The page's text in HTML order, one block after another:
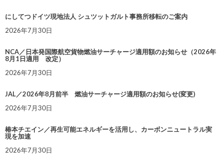
にしてつドイツ現地法人 シュツットガルト事務所移転のご案内
2026年7月30日
NCA／日本発国際航空貨物燃油サーチャージ適用額のお知らせ（2026年
8月1日適用 改定）
2026年7月30日
JAL／2026年8月前半 燃油サーチャージ適用額のお知らせ(変更)
2026年7月30日
椿本チエイン／再生可能エネルギーを活用し、カーボンニュートラル実
現を加速
2026年7月30日